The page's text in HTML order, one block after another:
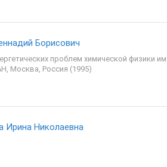
Борисович
проблем химической физики
Москва, Россия (1995)
Ирина Николаевна